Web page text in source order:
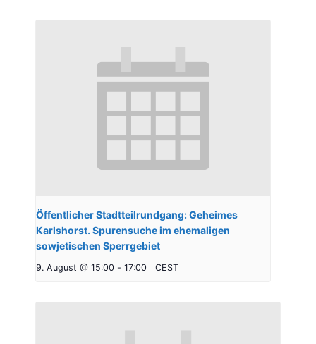
Öffentlicher Stadtteilrundgang: Geheimes
Karlshorst. Spurensuche im ehemaligen
sowjetischen Sperrgebiet
9. August @ 15:00 - 17:00 CEST